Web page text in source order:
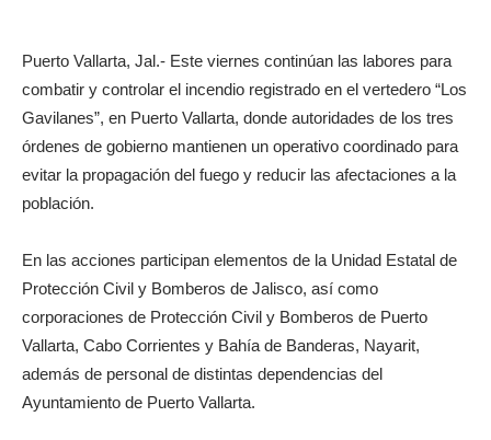
Puerto Vallarta, Jal.- Este viernes continúan las labores para
combatir y controlar el incendio registrado en el vertedero “Los
Gavilanes”, en Puerto Vallarta, donde autoridades de los tres
órdenes de gobierno mantienen un operativo coordinado para
evitar la propagación del fuego y reducir las afectaciones a la
población.
En las acciones participan elementos de la Unidad Estatal de
Protección Civil y Bomberos de Jalisco, así como
corporaciones de Protección Civil y Bomberos de Puerto
Vallarta, Cabo Corrientes y Bahía de Banderas, Nayarit,
además de personal de distintas dependencias del
Ayuntamiento de Puerto Vallarta.